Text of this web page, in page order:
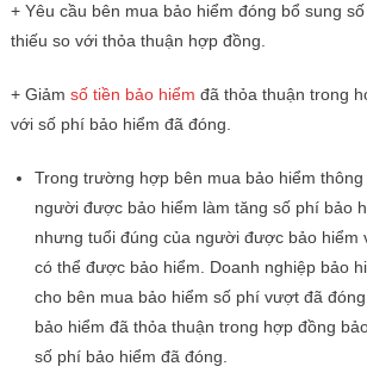
+ Yêu cầu bên mua bảo hiểm đóng bổ sung số
thiếu so với thỏa thuận hợp đồng.
+ Giảm số tiền bảo hiểm đã thỏa thuận trong
với số phí bảo hiểm đã đóng.
Trong trường hợp bên mua bảo hiểm thông
người được bảo hiểm làm tăng số phí bảo
nhưng tuổi đúng của người được bảo hiểm
có thể được bảo hiểm. Doanh nghiệp bảo
cho bên mua bảo hiểm số phí vượt đã
bảo hiểm đã thỏa thuận trong hợp đồng
số phí bảo hiểm đã đóng.